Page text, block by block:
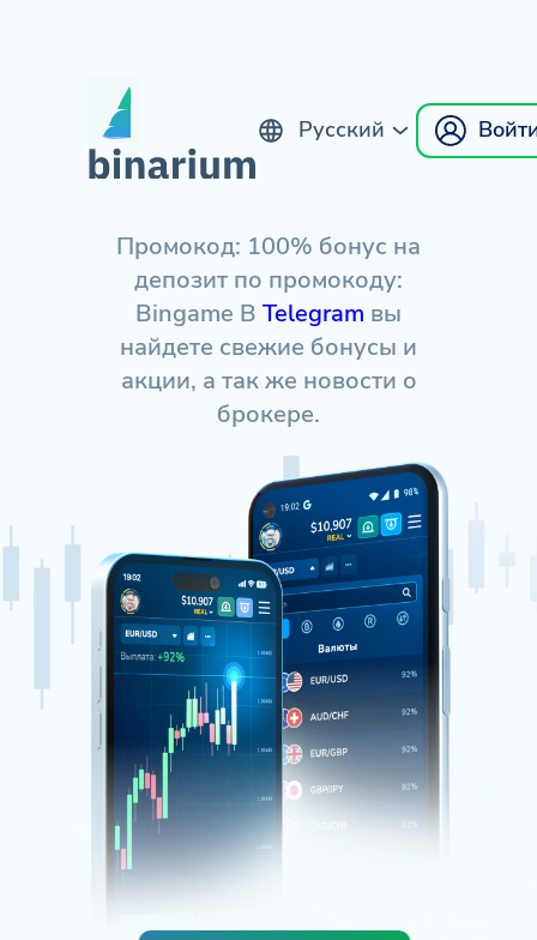
Русский
Промокод: 100% бонус на
депозит по промокоду:
Bingame В Telegram вы
найдете свежие бонусы и
акции, а так же новости о
брокере.